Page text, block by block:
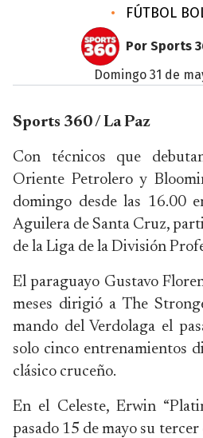
• FÚTBOL
Por Sports
domingo 31 de
Sports 360 / La Paz
Con técnicos que
Oriente Petrolero y
domingo desde las 16.00
Aguilera de Santa Cruz,
de la Liga de la División
El paraguayo Gustavo
meses dirigió a The
mando del Verdolaga el
solo cinco entrenamientos
clásico cruceño.
En el Celeste, Erwin
pasado 15 de mayo su